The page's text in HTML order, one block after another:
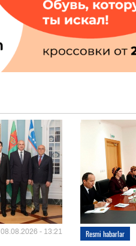
08.08.2026 - 13:21 Resmi habarlar